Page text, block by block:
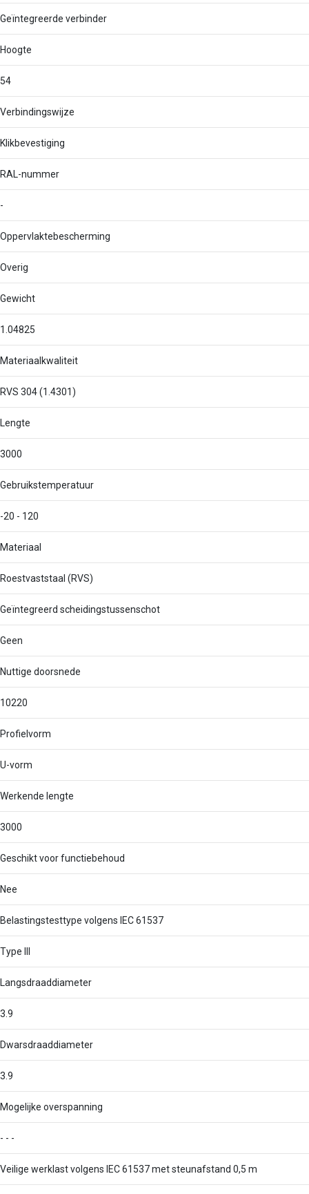
Geïntegreerde verbinder
Hoogte
54
Verbindingswijze
Klikbevestiging
RAL-nummer
-
Oppervlaktebescherming
Overig
Gewicht
1.04825
Materiaalkwaliteit
RVS 304 (1.4301)
Lengte
3000
Gebruikstemperatuur
-20 - 120
Materiaal
Roestvaststaal (RVS)
Geïntegreerd scheidingstussenschot
Geen
Nuttige doorsnede
10220
Profielvorm
U-vorm
Werkende lengte
3000
Geschikt voor functiebehoud
Nee
Belastingstesttype volgens IEC 61537
Type III
Langsdraaddiameter
3.9
Dwarsdraaddiameter
3.9
Mogelijke overspanning
- - -
Veilige werklast volgens IEC 61537 met steunafstand 0,5 m